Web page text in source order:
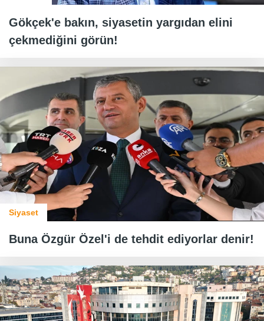
Gökçek'e bakın, siyasetin yargıdan elini
çekmediğini görün!
Siyaset
Buna Özgür Özel'i de tehdit ediyorlar denir!